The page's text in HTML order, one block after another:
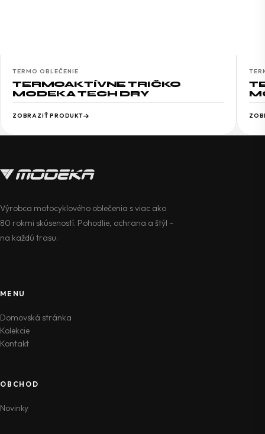
TERMO OBLEČENIE
TERMOAKTÍVNE TRIČKO
MODEKA TECH DRY
ZOBRAZIŤ PRODUKT
Výrobca motocyklového oblečenia s viac ako
80 rokmi skúseností. Pohodlie, ochrana a štýl –
na každú trasu.
MENU
Domovská stránka
Kolekcie
Kontakt
OBCHOD
Novinky